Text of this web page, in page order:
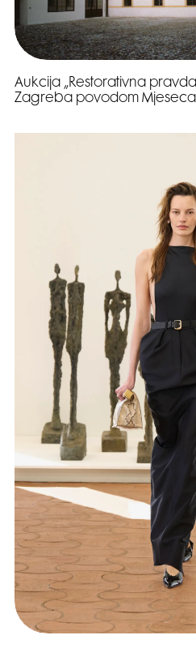
Aukcija „Restorativna
Zagreba povodom